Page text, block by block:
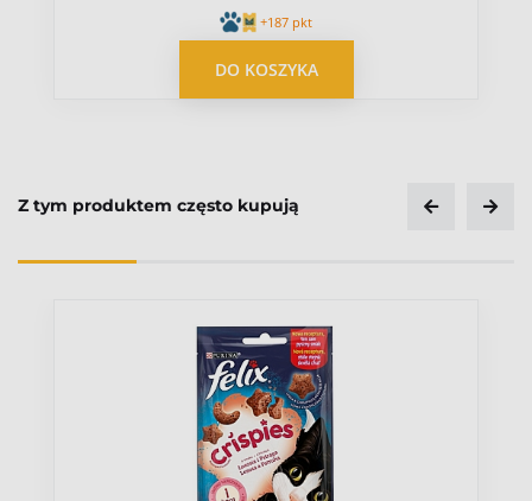
OPUBLIKUJ OPINIĘ
+187 pkt
DO KOSZYKA
Z tym produktem często kupują